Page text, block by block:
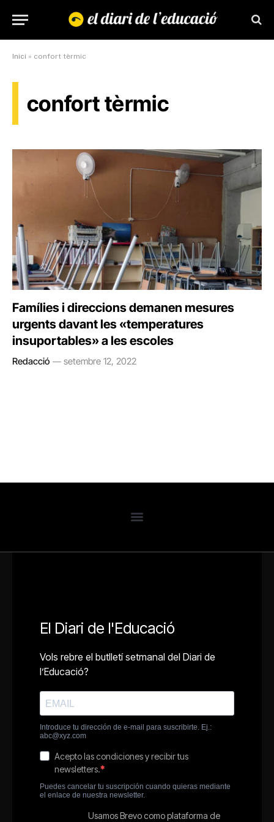
Inici » confort tèrmic
confort tèrmic
Famílies i direccions demanen mesures
urgents davant les «temperatures
insuportables» a les escoles
Redacció setembre 12, 2022